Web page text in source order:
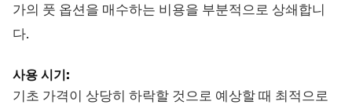
가의 풋 옵션을 매수하는 비용을 부분적으로 상쇄합니
다.
사용 시기:
기초 가격이 상당히 하락할 것으로 예상할 때 최적으로